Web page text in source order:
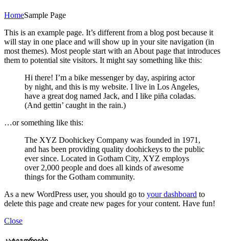
HomeSample Page
This is an example page. It’s different from a blog post because it
will stay in one place and will show up in your site navigation (in
most themes). Most people start with an About page that introduces
them to potential site visitors. It might say something like this:
Hi there! I’m a bike messenger by day, aspiring actor
by night, and this is my website. I live in Los Angeles,
have a great dog named Jack, and I like piña coladas.
(And gettin’ caught in the rain.)
…or something like this:
The XYZ Doohickey Company was founded in 1971,
and has been providing quality doohickeys to the public
ever since. Located in Gotham City, XYZ employs
over 2,000 people and does all kinds of awesome
things for the Gotham community.
As a new WordPress user, you should go to your dashboard to
delete this page and create new pages for your content. Have fun!
Close